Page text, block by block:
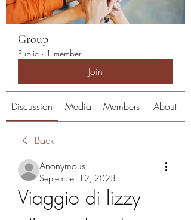
Group
Public · 1 member
Join
Discussion Media Members About
Back
Anonymous
September 12, 2023
Viaggio di lizzy